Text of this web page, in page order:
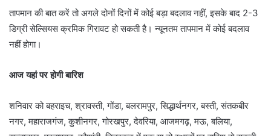
तापमान की बात करें तो अगले दोनों दिनों में कोई बड़ा बदलाव नहीं, इसके बाद 2-3
डिग्री सेल्सियस क्रमिक गिरावट हो सकती है। न्यूनतम तापमान में कोई बदलाव
नहीं होगा।
आज यहां पर होगी बारिश
शनिवार को बहराइच, श्रावस्ती, गोंडा, बलरामपुर, सिद्धार्थनगर, बस्ती, संतकबीर
नगर, महाराजगंज, कुशीनगर, गोरखपुर, देवरिया, आजमगढ़, मऊ, बलिया,